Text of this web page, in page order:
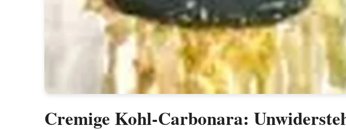
Cremige Kohl-Carbonara: